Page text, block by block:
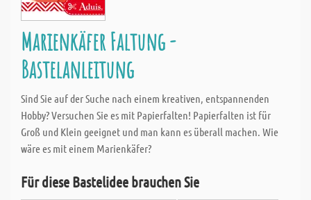
Marienkäfer Faltung -
Bastelanleitung
Sind Sie auf der Suche nach einem kreativen, entspannenden
Hobby? Versuchen Sie es mit Papierfalten! Papierfalten ist für
Groß und Klein geeignet und man kann es überall machen. Wie
wäre es mit einem Marienkäfer?
Für diese Bastelidee brauchen Sie